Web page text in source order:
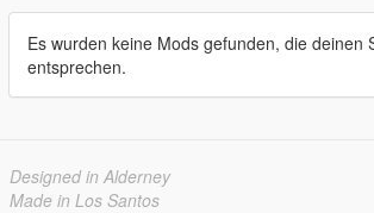
Es wurden keine Mods gefunden, die deinen
entsprechen.
Designed in Alderney
Made in Los Santos